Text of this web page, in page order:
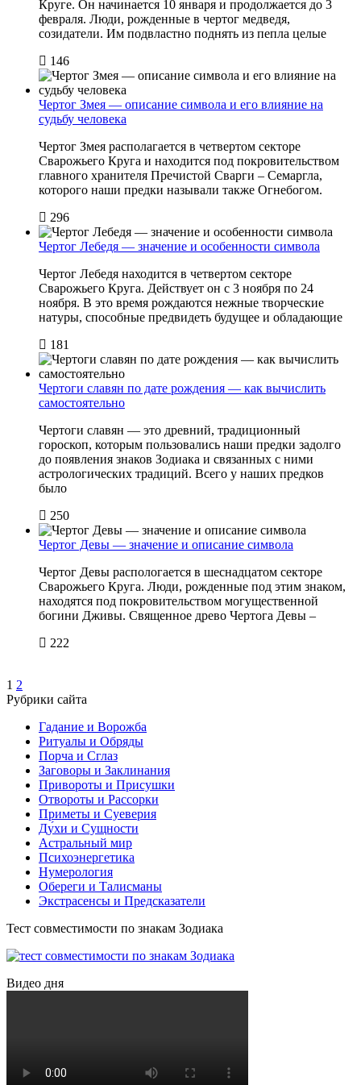
Круге. Он начинается 10 января и продолжается до 3
февраля. Люди, рожденные в чертог медведя,
созидатели. Им подвластно поднять из пепла целые
146
Чертог Змея — описание символа и его влияние на
судьбу человека
Чертог Змея располагается в четвертом секторе
Сварожьего Круга и находится под покровительством
главного хранителя Пречистой Сварги – Семаргла,
которого наши предки называли также Огнебогом.
296
Чертог Лебедя — значение и особенности символа
Чертог Лебедя находится в четвертом секторе
Сварожьего Круга. Действует он с 3 ноября по 24
ноября. В это время рождаются нежные творческие
натуры, способные предвидеть будущее и обладающие
181
Чертоги славян по дате рождения — как вычислить
самостоятельно
Чертоги славян — это древний, традиционный
гороскоп, которым пользовались наши предки задолго
до появления знаков Зодиака и связанных с ними
астрологических традиций. Всего у наших предков
было
250
Чертог Девы — значение и описание символа
Чертог Девы распологается в шеснадцатом секторе
Сварожьего Круга. Люди, рожденные под этим знаком,
находятся под покровительством могущественной
богини Дживы. Священное древо Чертога Девы –
222
1 2
Рубрики сайта
Гадание и Ворожба
Ритуалы и Обряды
Порча и Сглаз
Заговоры и Заклинания
Привороты и Присушки
Отвороты и Рассорки
Приметы и Суеверия
Ду́хи и Сущности
Астральный мир
Психоэнергетика
Нумерология
Обереги и Талисманы
Экстрасенсы и Предсказатели
Тест совместимости по знакам Зодиака
Видео дня